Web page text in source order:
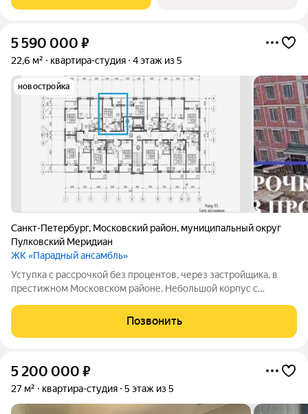
5 590 000 ₽
22,6 м² квартира-студия 4 этаж из 5
новостройка
Санкт-Петербург, Московский район, муниципальный округ
Пулковский Меридиан
ЖК «Парадный ансамбль»
Уступка с рассрочкой без процентов, через застройщика, в
престижном Московском районе. Небольшой корпус с
любой вид ИПОТЕКИ в любое время действия рассрочки т.е.
до 2029 года 1 353 000 -ПЕРВЫЙ ВЗНОС
Позвонить
5 200 000 ₽
27 м² квартира-студия 5 этаж из 5